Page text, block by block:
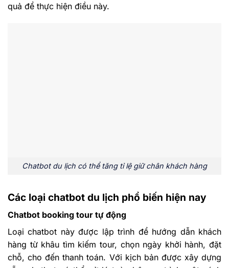
quả để thực hiện điều này.
Chatbot du lịch có thể tăng tỉ lệ giữ chân khách hàng
Các loại chatbot du lịch phổ biến hiện nay
Chatbot booking tour tự động
Loại chatbot này được lập trình để hướng dẫn khách
hàng từ khâu tìm kiếm tour, chọn ngày khởi hành, đặt
chỗ, cho đến thanh toán. Với kịch bản được xây dựng